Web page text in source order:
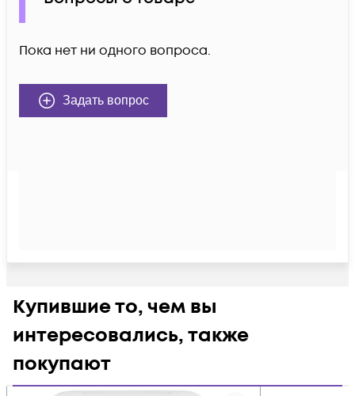
Пока нет ни одного вопроса.
Задать вопрос
Купившие то, чем вы
интересовались, также
покупают